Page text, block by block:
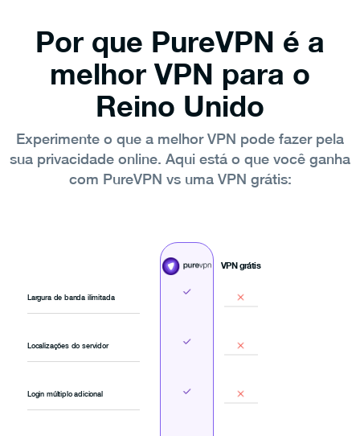
Por que PureVPN é a
melhor VPN para o
Reino Unido
Experimente o que a melhor VPN pode fazer pela
sua privacidade online. Aqui está o que você ganha
com PureVPN vs uma VPN grátis:
Largura de banda ilimitada
Localizações do servidor
Login múltiplo adicional
VPN grátis